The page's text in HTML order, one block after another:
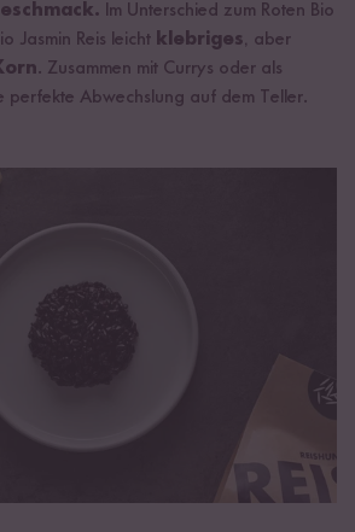
Im Unterschied zum Roten Bio
Jasmin Reis leicht klebriges, aber
. Zusammen mit Currys oder als
perfekte Abwechslung auf dem Teller.